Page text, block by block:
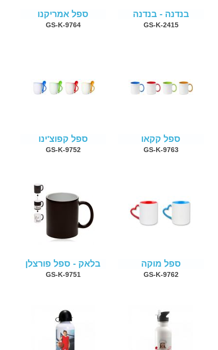
בנדנה - בנדנה
GS-K-2415
ספל אמריקנו
GS-K-9764
ספל קקאו
GS-K-9763
ספל קפוצ'ינו
GS-K-9752
ספל מוקה
GS-K-9762
בלאק - ספל פורצלן
GS-K-9751